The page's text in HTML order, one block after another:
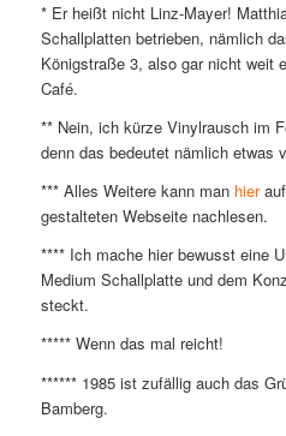
* Er heißt nicht Linz-Mayer!
Schallplatten betrieben, nämlich
Königstraße 3, also gar nicht weit
Café.
** Nein, ich kürze Vinylrausch im
denn das bedeutet nämlich etwas
*** Alles Weitere kann man hierauf
gestalteten Webseite nachlesen.
**** Ich mache hier bewusst eine
Medium Schallplatte und dem
steckt.
***** Wenn das mal reicht!
****** 1985 ist zufällig auch das
Bamberg.